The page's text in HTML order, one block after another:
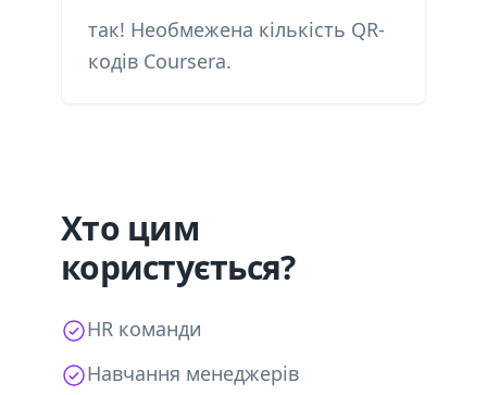
так! Необмежена кількість QR-
кодів Coursera.
Хто цим
користується?
HR команди
Навчання менеджерів